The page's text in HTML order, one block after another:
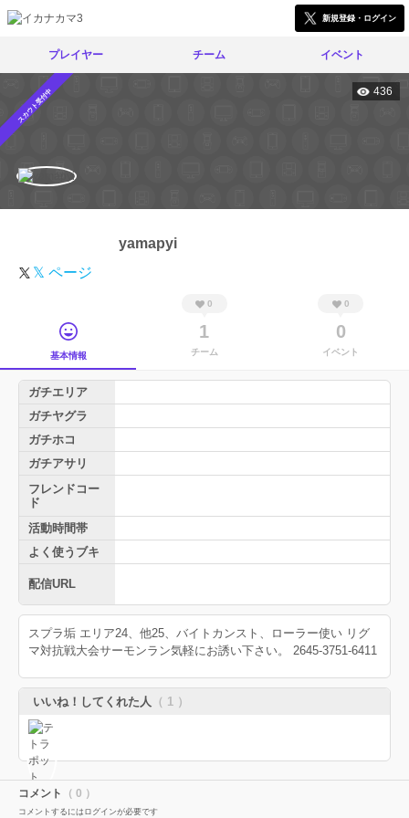
新規登録・ログイン
プレイヤー チーム イベント
スカウト受付中 436
yamapyi
𝕏 ページ
基本情報
0
1
チーム
0
0
イベント
ガチエリア
ガチヤグラ
ガチホコ
ガチアサリ
フレンドコー
ド
活動時間帯
よく使うブキ
配信URL
スプラ垢 エリア24、他25、バイトカンスト、ローラー使い リグ
マ対抗戦大会サーモンラン気軽にお誘い下さい。 2645-3751-6411
いいね！してくれた人 （ 1 ）
コメント （ 0 ）
コメントするにはログインが必要です